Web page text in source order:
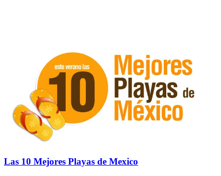
Las 10 Mejores Playas de Mexico